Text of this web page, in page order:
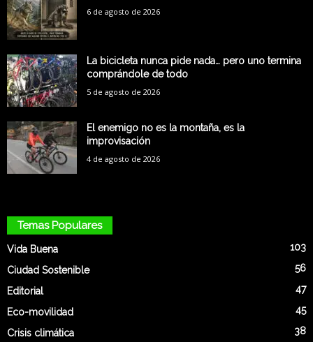
6 de agosto de 2026
La bicicleta nunca pide nada… pero uno termina
comprándole de todo
5 de agosto de 2026
El enemigo no es la montaña, es la
improvisación
4 de agosto de 2026
Temas Populares
Vida Buena 103
Ciudad Sostenible 56
Editorial 47
Eco-movilidad 45
Crisis climática 38